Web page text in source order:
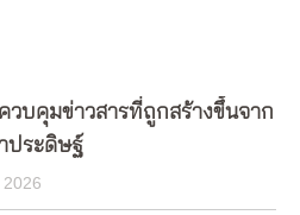
ควบคุมข่าวสารที่ถูกสร้างขึ้นจาก
ระดิษฐ์
2026